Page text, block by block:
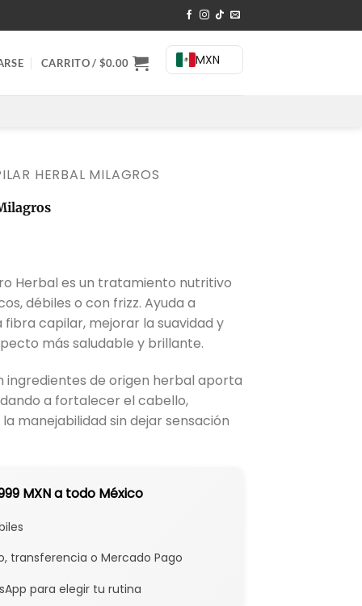
CARRITO / $0.00 MXN
HERBAL MILAGROS
Herbal es un tratamiento nutritivo
débiles o con frizz. Ayuda a
capilar, mejorar la suavidad y
más saludable y brillante.
ingredientes de origen herbal aporta
a fortalecer el cabello,
manejabilidad sin dejar sensación
MXN a todo México
transferencia o Mercado Pago
para elegir tu rutina